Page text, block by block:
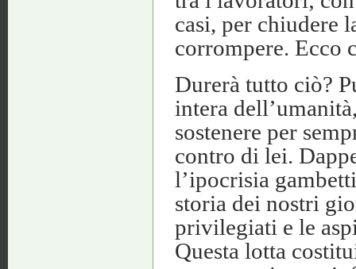
casi, per chiudere
corrompere. Ecco
Durerà tutto ciò?
intera
sostenere per
contro di lei.
l’ipocrisia
storia dei nostri
privilegiati e le
Questa lotta